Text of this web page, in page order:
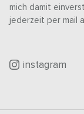
mich damit
jederzeit per mail
instagram